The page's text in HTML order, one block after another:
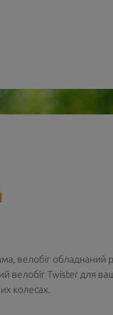
велобіг обладнаний
Twister для
колесах.